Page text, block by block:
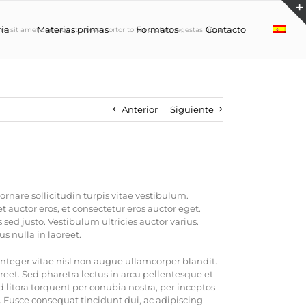
Materias primas Formatos Contacto
sit amet consequat laoreet tortor tortor dictum egestas urna.
Anterior Siguiente
sollicitudin turpis vitae vestibulum.
eros, et consectetur eros auctor eget.
justo. Vestibulum ultricies auctor varius.
nulla in laoreet.
vitae nisl non augue ullamcorper blandit.
Sed pharetra lectus in arcu pellentesque et
litora torquent per conubia nostra, per inceptos
consequat tincidunt dui, ac adipiscing